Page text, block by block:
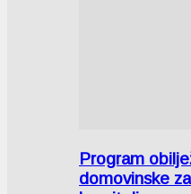
Program
domovinske